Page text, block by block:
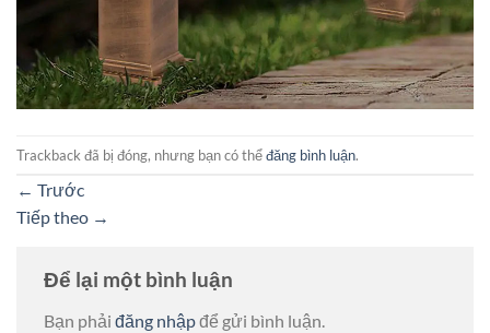
Trackback đã bị đóng, nhưng bạn có thểđăng bình luận.
← Trước
Tiếp theo →
Để lại một bình luận
Bạn phải đăng nhậpđể gửi bình luận.